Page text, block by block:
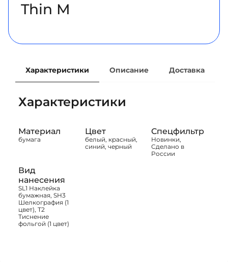
Thin M
Характеристики Описание Доставка
Характеристики
Материал
бумага
Цвет
белый, красный,
синий, черный
Спецфильтр
Новинки,
Сделано в
России
Вид
нанесения
SL1 Наклейка
бумажная, SH3
Шелкография (1
цвет), T2
Тиснение
фольгой (1 цвет)